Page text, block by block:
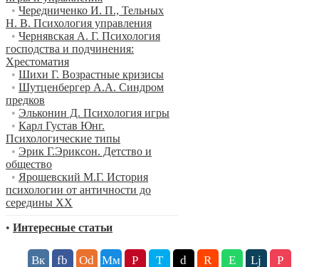
• Чередниченко И. П., Тельных
Н. В. Психология управления
• Чернявская А. Г. Психология
господства и подчинения:
Хрестоматия
• Шихи Г. Возрастные кризисы
• Шутценбергер А.А. Синдром
предков
• Эльконин Д. Психология игры
• Карл Густав Юнг.
Психологические типы
• Эрик Г.Эриксон. Детство и
общество
• Ярошевский М.Г. История
психологии от античности до
середины XX
• Интересные статьи
Вк fb Оd Мм P T d R E Lj P